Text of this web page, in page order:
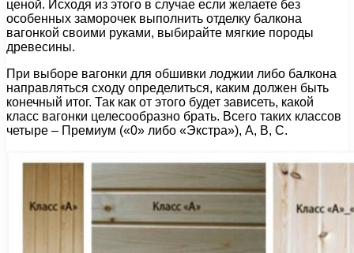
ценой. Исходя из этого в случае если желаете без
особенных заморочек выполнить отделку балкона
вагонкой своими руками, выбирайте мягкие породы
древесины.
При выборе вагонки для обшивки лоджии либо балкона
направляться сходу определиться, каким должен быть
конечный итог. Так как от этого будет зависеть, какой
класс вагонки целесообразно брать. Всего таких классов
четыре – Премиум («0» либо «Экстра»), А, В, С.